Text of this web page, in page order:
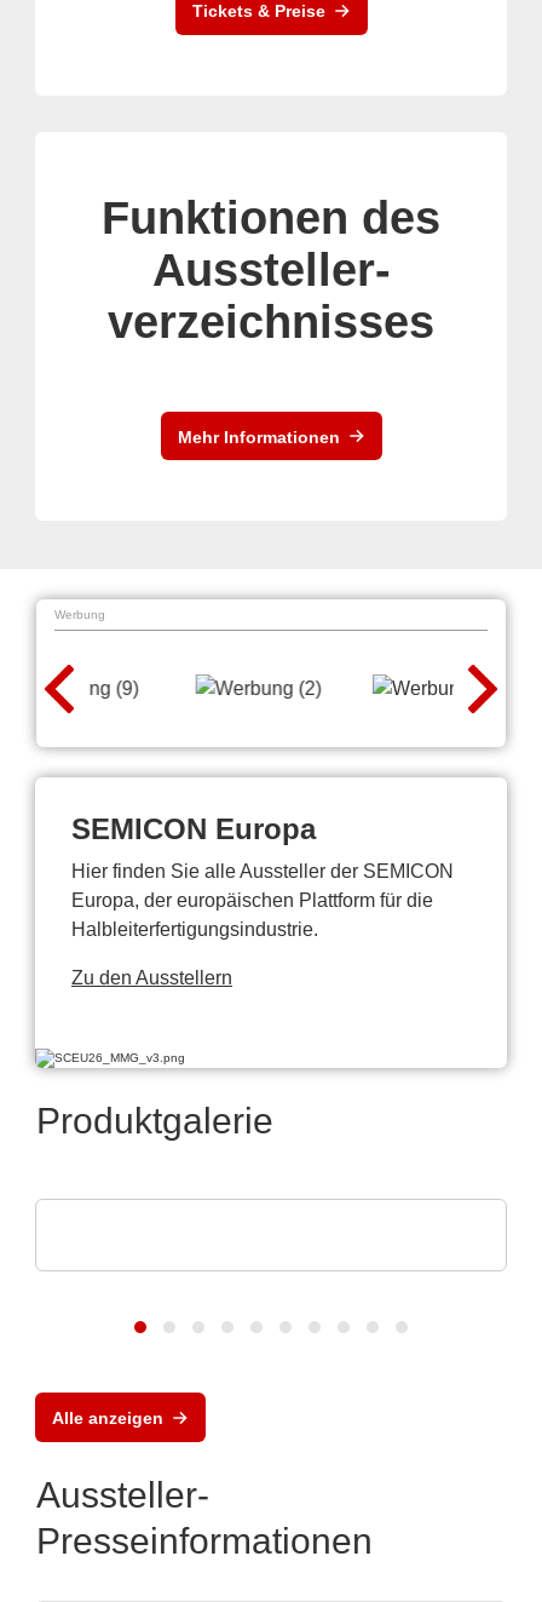
Tickets & Preise
Funktionen des
Aussteller-
verzeichnisses
Mehr Informationen
Werbung
SEMICON Europa
Hier finden Sie alle Aussteller der SEMICON
Europa, der europäischen Plattform für die
Halbleiterfertigungsindustrie.
Zu den Ausstellern
Produktgalerie
Alle anzeigen
Aussteller-
Presseinformationen